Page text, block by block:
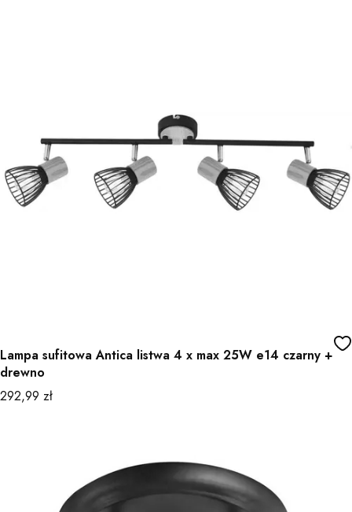
Lampa sufitowa Antica listwa 4 x max 25W e14 czarny +
drewno
Cena
292,99 zł